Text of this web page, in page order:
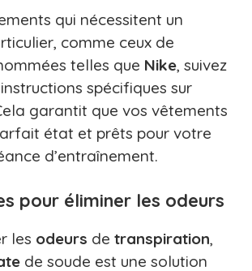
qui nécessitent un
comme ceux de
telles que Nike, suivez
spécifiques sur
garantit que vos vêtements
état et prêts pour votre
d’entraînement.
pour éliminer les odeurs
les odeurs de transpiration,
de soude est une solution